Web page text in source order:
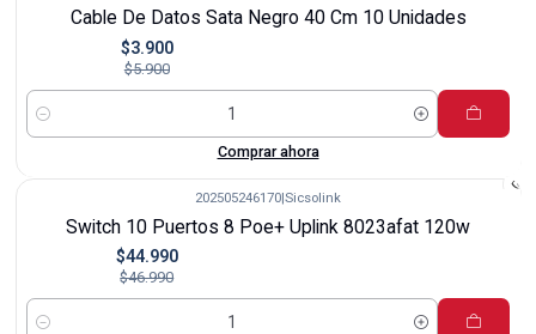
Cable De Datos Sata Negro 40 Cm 10 Unidades
$3.900
$5.900
Cantidad
Comprar ahora
202505246170 Sicsolink
Switch 10 Puertos 8 Poe+ Uplink 8023afat 120w
$44.990
$46.990